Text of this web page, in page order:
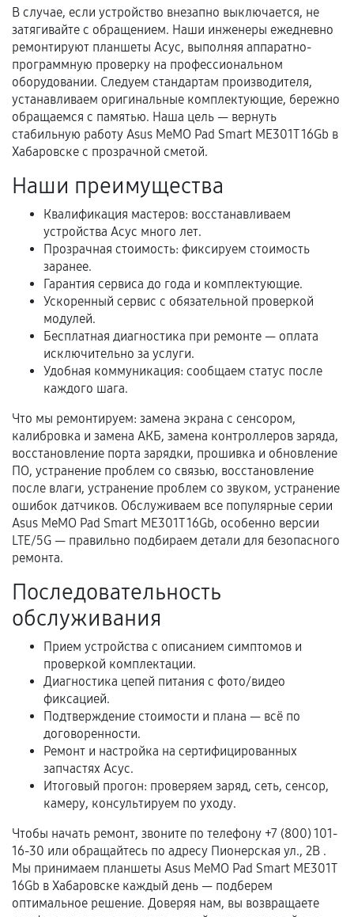
Документы для подтверждения
гарантии
Гарантийный талон.
Акт выполненных работ с датой, перечнем
услуг и сроком гарантии.
и кассовый чек.
Расширенная гарантия
В некоторых случаях возможно оформление
расширенной гарантии. Стоимость, сроки и
условия продления согласовываются отдельно и
фиксируются в документах.
Нарушение правил эксплуатации,
механические повреждения, попадание влаги,
перегрев, коррозия.
Самостоятельный ремонт или вмешательство
третьих лиц.
Естественный износ деталей, если иное не
Обращение после окончания гарантийного
срока.
Программные сбои, если это не указано в
отдельных условиях.
Если комплектующие куплены
самостоятельно
Гарантия на выполненные работы может
сохраняться полностью или частично, если
Предоставленные детали подходят по
техническим параметрам и не имеют внешних
дефектов.
Установка была выполнена нашим сервисным
В случае, если устройство внезапно выключается, не
затягивайте с обращением. Наши инженеры ежедневно
ремонтируют планшеты Асус, выполняя аппаратно-
программную проверку на профессиональном
оборудовании. Следуем стандартам производителя,
устанавливаем оригинальные комплектующие, бережно
обращаемся с памятью. Наша цель — вернуть
стабильную работу Asus MeMO Pad Smart ME301T 16Gb в
Хабаровске с прозрачной сметой.
Наши преимущества
Квалификация мастеров: восстанавливаем
устройства Асус много лет.
Прозрачная стоимость: фиксируем стоимость
заранее.
Гарантия сервиса до года и комплектующие.
Ускоренный сервис с обязательной проверкой
модулей.
Бесплатная диагностика при ремонте — оплата
исключительно за услуги.
Удобная коммуникация: сообщаем статус после
каждого шага.
Что мы ремонтируем: замена экрана с сенсором,
калибровка и замена АКБ, замена контроллеров заряда,
восстановление порта зарядки, прошивка и обновление
ПО, устранение проблем со связью, восстановление
после влаги, устранение проблем со звуком, устранение
ошибок датчиков. Обслуживаем все популярные серии
Asus MeMO Pad Smart ME301T 16Gb, особенно версии
LTE/5G — правильно подбираем детали для безопасного
ремонта.
Последовательность
обслуживания
Прием устройства с описанием симптомов и
проверкой комплектации.
Диагностика цепей питания с фото/видео
фиксацией.
Подтверждение стоимости и плана — всё по
договоренности.
Ремонт и настройка на сертифицированных
запчастях Асус.
Итоговый прогон: проверяем заряд, сеть, сенсор,
камеру, консультируем по уходу.
Чтобы начать ремонт, звоните по телефону +7 (800) 101-
16-30 или обращайтесь по адресу Пионерская ул., 2В .
Мы принимаем планшеты Asus MeMO Pad Smart ME301T
16Gb в Хабаровске каждый день — подберем
оптимальное решение. Доверяя нам, вы возвращаете